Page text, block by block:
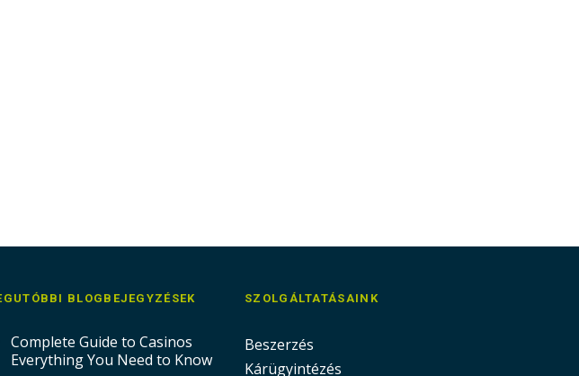
BLOGBEJEGYZÉSEK
Complete Guide to Casinos
Everything You Need to Know
SZOLGÁLTATÁSAINK
Beszerzés
Kárügyintézés